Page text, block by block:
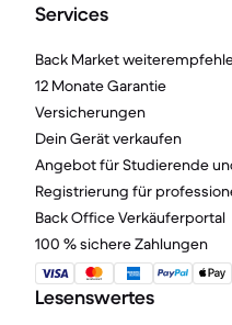
Services
Back Market
12 Monate Garantie
Versicherungen
Dein Gerät verkaufen
Angebot für Studierende
Registrierung für
Back Office Verkäuferportal
100 % sichere Zahlungen
Lesenswertes